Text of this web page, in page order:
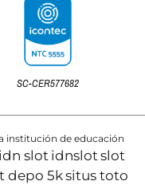
SC-CER577682
institución de educación
idn slot idnslot slot
depo 5ksitus toto